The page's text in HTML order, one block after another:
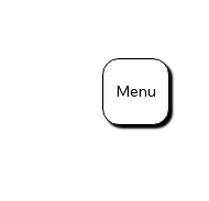
Menu